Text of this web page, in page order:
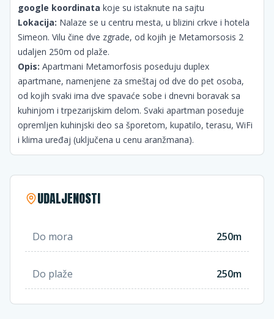
google koordinata koje su istaknute na sajtu
Lokacija: Nalaze se u centru mesta, u blizini crkve i hotela
Simeon. Vilu čine dve zgrade, od kojih je Metamorsosis 2
udaljen 250m od plaže.
Opis: Apartmani Metamorfosis poseduju duplex
apartmane, namenjene za smeštaj od dve do pet osoba,
od kojih svaki ima dve spavaće sobe i dnevni boravak sa
kuhinjom i trpezarijskim delom. Svaki apartman poseduje
opremljen kuhinjski deo sa šporetom, kupatilo, terasu, WiFi
i klima uređaj (uključena u cenu aranžmana).
UDALJENOSTI
Do mora 250m
Do plaže 250m